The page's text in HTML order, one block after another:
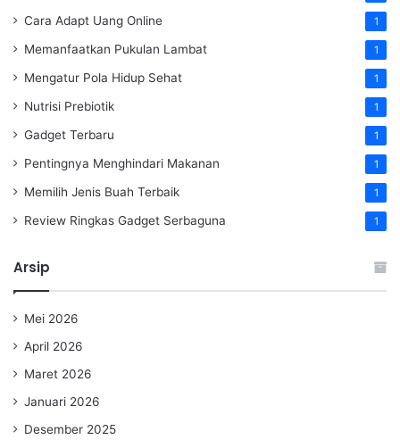
Cara Adapt Uang Online 1
Memanfaatkan Pukulan Lambat 1
Mengatur Pola Hidup Sehat 1
Nutrisi Prebiotik 1
Gadget Terbaru 1
Pentingnya Menghindari Makanan 1
Memilih Jenis Buah Terbaik 1
Review Ringkas Gadget Serbaguna 1
Arsip
Mei 2026
April 2026
Maret 2026
Januari 2026
Desember 2025